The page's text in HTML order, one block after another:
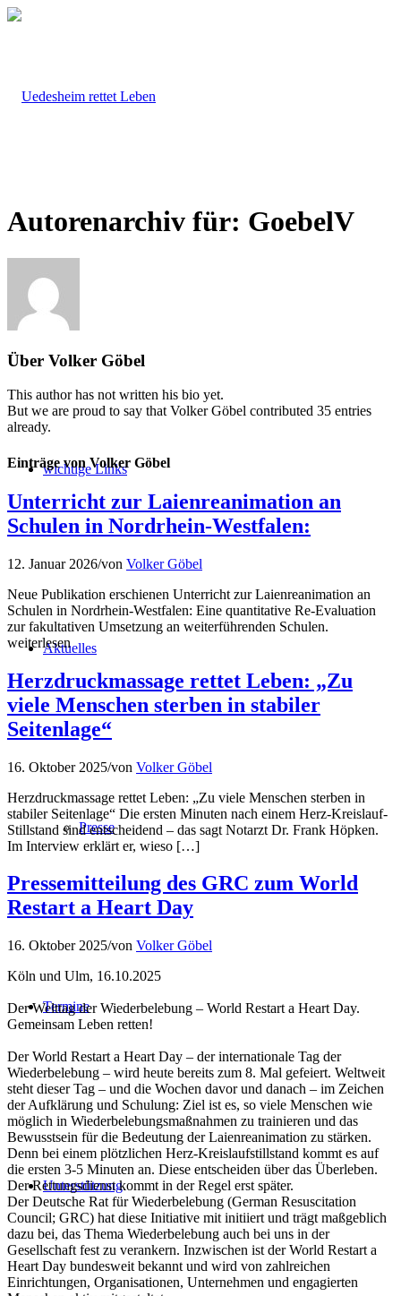
Start
wichtige Links
Aktuelles
Presse
Termine
Unterstützung
Autorenarchiv für: GoebelV
Über Volker Göbel
This author has not written his bio yet.
But we are proud to say that Volker Göbel contributed 35 entries
already.
Einträge von Volker Göbel
Unterricht zur Laienreanimation an
Schulen in Nordrhein-Westfalen:
12. Januar 2026/von Volker Göbel
Neue Publikation erschienen Unterricht zur Laienreanimation an
Schulen in Nordrhein-Westfalen: Eine quantitative Re-Evaluation
zur fakultativen Umsetzung an weiterführenden Schulen.
weiterlesen
Herzdruckmassage rettet Leben: „Zu
viele Menschen sterben in stabiler
Seitenlage“
16. Oktober 2025/von Volker Göbel
Herzdruckmassage rettet Leben: „Zu viele Menschen sterben in
stabiler Seitenlage“ Die ersten Minuten nach einem Herz-Kreislauf-
Stillstand sind entscheidend – das sagt Notarzt Dr. Frank Höpken.
Im Interview erklärt er, wieso […]
Pressemitteilung des GRC zum World
Restart a Heart Day
16. Oktober 2025/von Volker Göbel
Köln und Ulm, 16.10.2025
Der Welttag der Wiederbelebung – World Restart a Heart Day.
Gemeinsam Leben retten!
Der World Restart a Heart Day – der internationale Tag der
Wiederbelebung – wird heute bereits zum 8. Mal gefeiert. Weltweit
steht dieser Tag – und die Wochen davor und danach – im Zeichen
der Aufklärung und Schulung: Ziel ist es, so viele Menschen wie
möglich in Wiederbelebungsmaßnahmen zu trainieren und das
Bewusstsein für die Bedeutung der Laienreanimation zu stärken.
Denn bei einem plötzlichen Herz-Kreislaufstillstand kommt es auf
die ersten 3-5 Minuten an. Diese entscheiden über das Überleben.
Der Rettungsdienst kommt in der Regel erst später.
Der Deutsche Rat für Wiederbelebung (German Resuscitation
Council; GRC) hat diese Initiative mit initiiert und trägt maßgeblich
dazu bei, das Thema Wiederbelebung auch bei uns in der
Gesellschaft fest zu verankern. Inzwischen ist der World Restart a
Heart Day bundesweit bekannt und wird von zahlreichen
Einrichtungen, Organisationen, Unternehmen und engagierten